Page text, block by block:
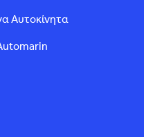
Αυτοκίνητα